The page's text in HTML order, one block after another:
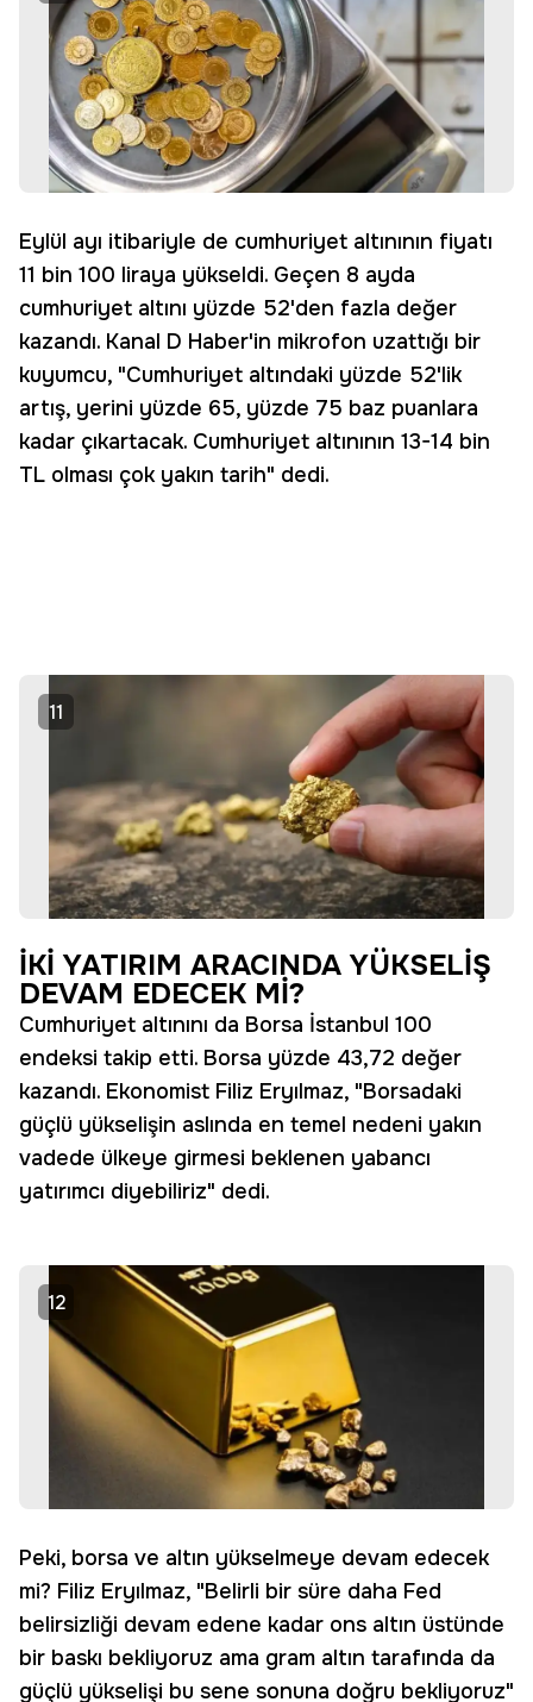
Eylül ayı itibariyle de cumhuriyet altınının fiyatı
11 bin 100 liraya yükseldi. Geçen 8 ayda
cumhuriyet altını yüzde 52'den fazla değer
kazandı. Kanal D Haber'in mikrofon uzattığı bir
kuyumcu, "Cumhuriyet altındaki yüzde 52'lik
artış, yerini yüzde 65, yüzde 75 baz puanlara
kadar çıkartacak. Cumhuriyet altınının 13-14 bin
TL olması çok yakın tarih" dedi.
11
İKİ YATIRIM ARACINDA YÜKSELİŞ
DEVAM EDECEK Mİ?
Cumhuriyet altınını da Borsa İstanbul 100
endeksi takip etti. Borsa yüzde 43,72 değer
kazandı. Ekonomist Filiz Eryılmaz, "Borsadaki
güçlü yükselişin aslında en temel nedeni yakın
vadede ülkeye girmesi beklenen yabancı
yatırımcı diyebiliriz" dedi.
12
Peki, borsa ve altın yükselmeye devam edecek
mi? Filiz Eryılmaz, "Belirli bir süre daha Fed
belirsizliği devam edene kadar ons altın üstünde
bir baskı bekliyoruz ama gram altın tarafında da
güçlü yükselişi bu sene sonuna doğru bekliyoruz"